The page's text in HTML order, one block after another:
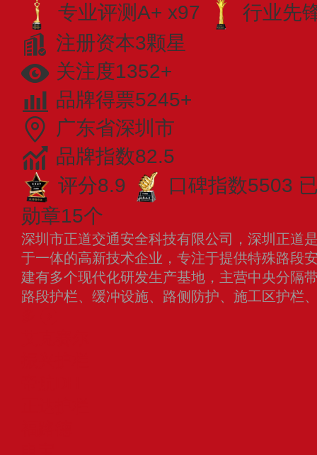
专业评测A+ x97
行业先
注册资本3颗星
关注度1352+
品牌得票5245+
广东省深圳市
品牌指数82.5
评分8.9
口碑指数5503
勋章15个
深圳市正道交通安全科技有限公司，深圳正道
于一体的高新技术企业，专注于提供特殊路段
建有多个现代化研发生产基地，主营中央分隔
路段护栏、缓冲设施、路侧防护、施工区护栏